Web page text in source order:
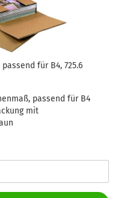
für B4, 725.6
passend für B4
mit